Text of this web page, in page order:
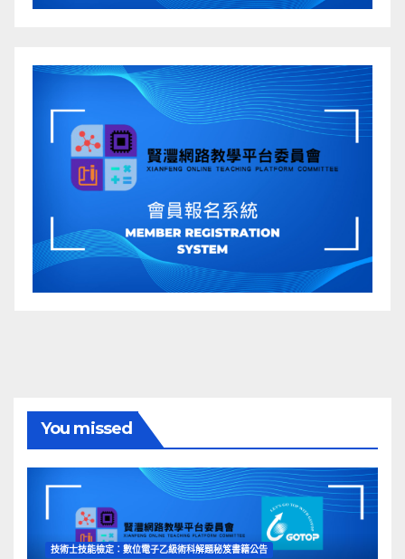
You missed
技術士技能檢定：數位電子乙級術科解題秘笈書籍公告